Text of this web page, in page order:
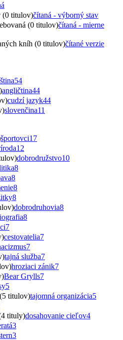
(0 titulov)čítaná - výborný stav
(0 titulov)čítaná - mierne
kníh (0 titulov)čítané verzie
54
angličtina44
cudzí jazyk44
slovenčina11
športovci17
12
dobrodružstvo10
8
8
8
8
dobrodruhovia8
8
7
cestovatelia7
7
tajná služba7
hroziaci zánik7
Bear Grylls7
5
titulov)tajomná organizácia5
tituly)dosahovanie cieľov4
3
3